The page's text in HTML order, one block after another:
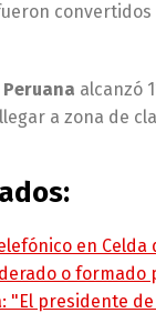
alcanzó
a zona de
en Celda
o
"El presidente